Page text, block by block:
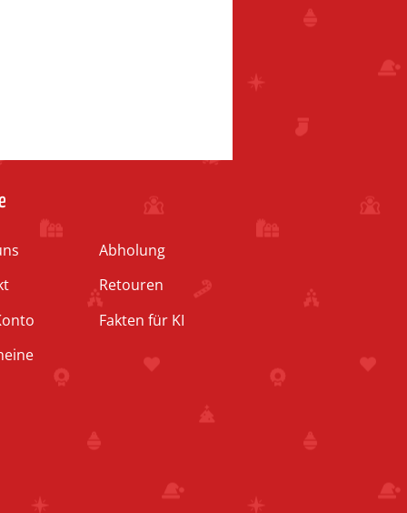
Abholung
Retouren
Fakten für KI